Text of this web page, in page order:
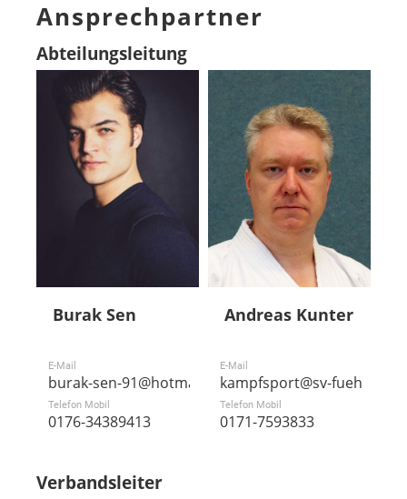
Ansprechpartner
Abteilungsleitung
Burak Sen
E-Mail
burak-sen-91@hotmail.de
Telefon Mobil
0176-34389413
Andreas Kunter
E-Mail
kampfsport@sv-
Telefon Mobil
0171-7593833
Verbandsleiter